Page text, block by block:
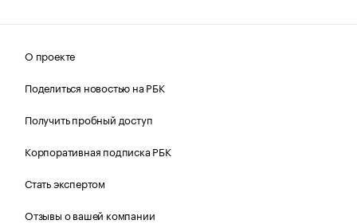
О проекте
Поделиться новостью на РБК
Получить пробный доступ
Корпоративная подписка РБК
Стать экспертом
Отзывы о вашей компании